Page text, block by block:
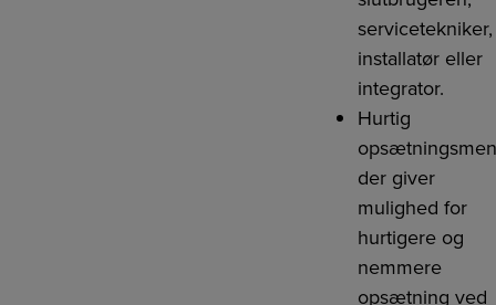
servicetekniker,
installatør eller
integrator.
Hurtig
der giver
mulighed for
hurtigere og
nemmere
opsætning ved